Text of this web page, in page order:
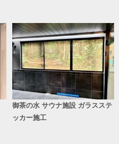
御茶の水 サウナ施設 ガラスステ
ッカー施工